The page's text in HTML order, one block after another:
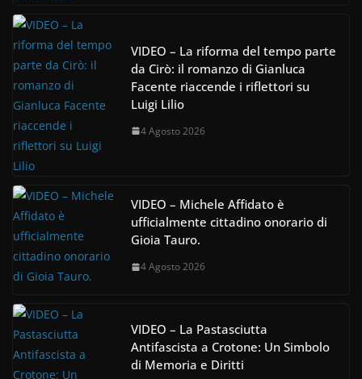
VIDEO – La riforma del tempo parte
da Cirò: il romanzo di Gianluca
Facente riaccende i riflettori su
Luigi Lilio
4 Agosto 2026
VIDEO – Michele Affidato è
ufficialmente cittadino onorario di
Gioia Tauro.
4 Agosto 2026
VIDEO – La Pastasciutta
Antifascista a Crotone: Un Simbolo
di Memoria e Diritti